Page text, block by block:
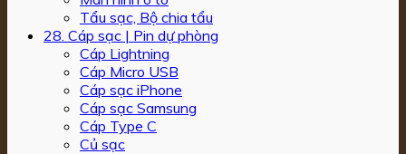
Tẩu sạc, Bộ chia tẩu
28. Cáp sạc | Pin dự phòng
Cáp Lightning
Cáp Micro USB
Cáp sạc iPhone
Cáp sạc Samsung
Cáp Type C
Củ sạc